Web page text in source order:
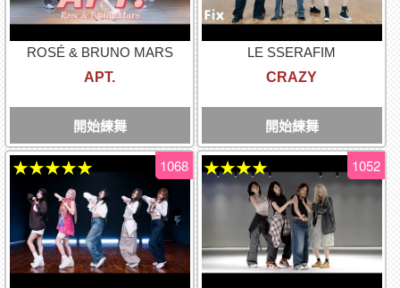
ROSÉ & BRUNO MARS
APT.
開始練舞
LE SSERAFIM
CRAZY
開始練舞
1068
★★★★★ 1052
★★★★